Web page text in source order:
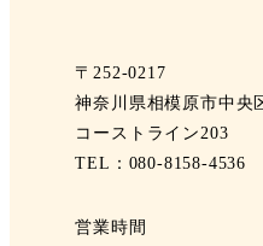
〒252-0217
神奈川県相模原市中央
コーストライン203
TEL：080-8158-4536
営業時間